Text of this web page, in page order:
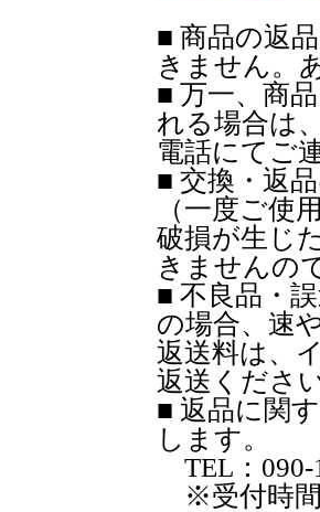
■ 商品の返
きません。
■ 万一、商
れる場合は
電話にてご
■ 交換・返
（一度ご使
破損が生じ
きませんの
■ 不良品・
の場合、速
返送料は、
返送くださ
■ 返品に関
します。
TEL：090-
※受付時間